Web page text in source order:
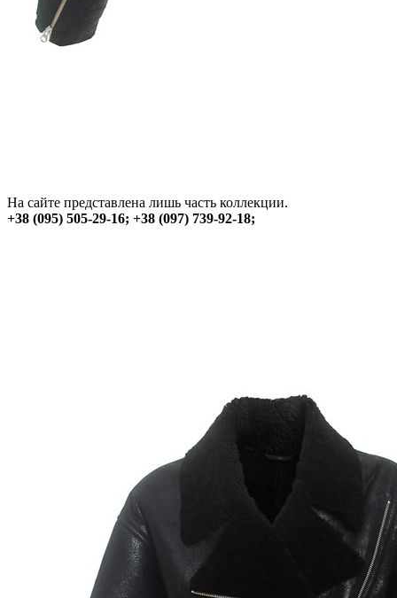
На сайте представлена лишь часть коллекции.
+38 (095) 505-29-16; +38 (097) 739-92-18;